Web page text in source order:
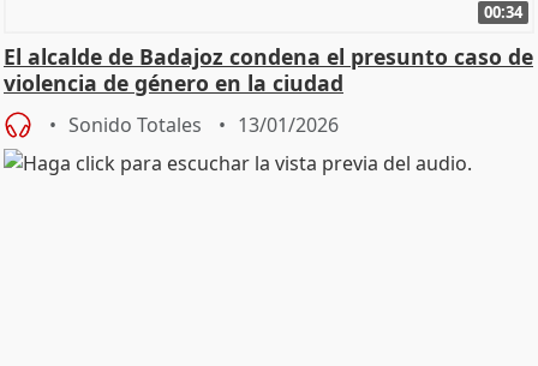
00:34
El alcalde de Badajoz condena el presunto caso de
violencia de género en la ciudad
Sonido Totales 13/01/2026